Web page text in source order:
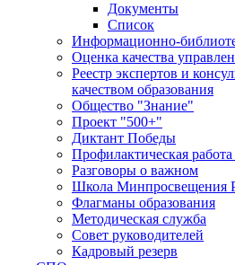
Документы
Список
Информационно-
Оценка качества
Реестр экспертов и
качеством образования
Общество "Знание"
Проект "500+"
Диктант Победы
Профилактическая
Разговоры о важном
Школа Минпросвещения
Флагманы образования
Методическая служба
Совет руководителей
Кадровый резерв